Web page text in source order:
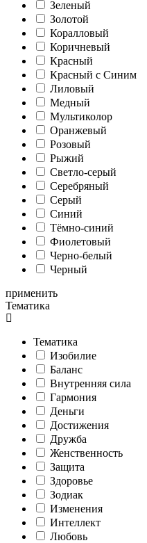
Зеленый
Золотой
Коралловый
Коричневый
Красный
Красный с Синим
Лиловый
Медный
Мультиколор
Оранжевый
Розовый
Рыжий
Светло-серый
Серебряный
Серый
Синий
Тёмно-синий
Фиолетовый
Черно-белый
Черный
применить
Тематика
Тематика
Изобилие
Баланс
Внутренняя сила
Гармония
Деньги
Достижения
Дружба
Женственность
Защита
Здоровье
Зодиак
Изменения
Интеллект
Любовь